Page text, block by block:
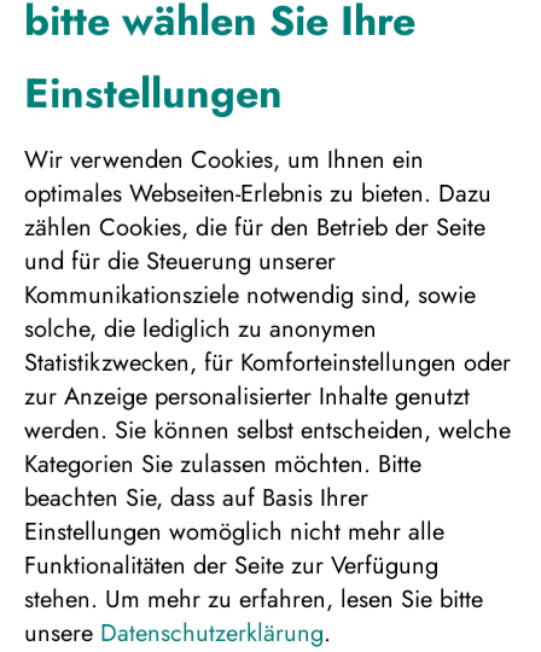
Bitte wählen Sie die
Personenanzahl für die
gewünschte
Unterbringung
Doppelzimmer, Waldseite, 2er Belegung
2.531 €
Doppelzimmer zur Einzelbelegung,
Waldseite
bitte wählen Sie Ihre
Einstellungen
Wir verwenden Cookies, um Ihnen ein
optimales Webseiten-Erlebnis zu bieten. Dazu
zählen Cookies, die für den Betrieb der Seite
und für die Steuerung unserer
Kommunikationsziele notwendig sind, sowie
solche, die lediglich zu anonymen
Statistikzwecken, für Komforteinstellungen oder
zur Anzeige personalisierter Inhalte genutzt
werden. Sie können selbst entscheiden, welche
Kategorien Sie zulassen möchten. Bitte
beachten Sie, dass auf Basis Ihrer
Einstellungen womöglich nicht mehr alle
Funktionalitäten der Seite zur Verfügung
stehen. Um mehr zu erfahren, lesen Sie bitte
unsere Datenschutzerklärung.